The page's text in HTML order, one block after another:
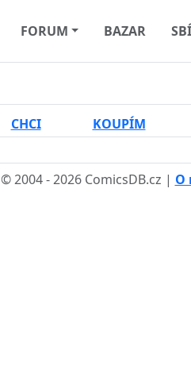
FORUM BAZAR
CHCI KOUPÍM
© 2004 - 2026 ComicsDB.cz | O